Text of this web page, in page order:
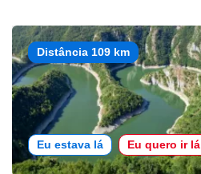
Distância 109 km
Eu estava lá Eu quero ir lá